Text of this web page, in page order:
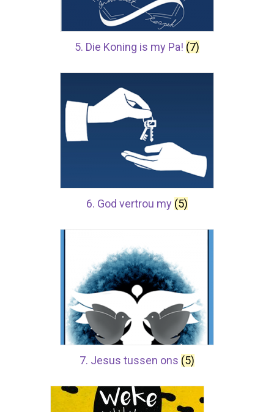
5. Die Koning is my Pa! (7)
6. God vertrou my (5)
7. Jesus tussen ons (5)